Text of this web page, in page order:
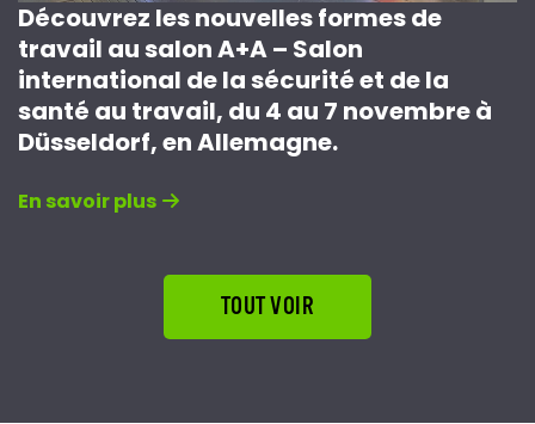
Découvrez les nouvelles formes de
travail au salon A+A – Salon
international de la sécurité et de la
santé au travail, du 4 au 7 novembre à
Düsseldorf, en Allemagne.
En savoir plus
TOUT VOIR